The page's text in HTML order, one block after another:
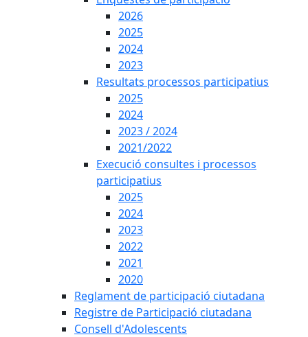
2026
2025
2024
2023
Resultats processos participatius
2025
2024
2023 / 2024
2021/2022
Execució consultes i processos
participatius
2025
2024
2023
2022
2021
2020
Reglament de participació ciutadana
Registre de Participació ciutadana
Consell d'Adolescents